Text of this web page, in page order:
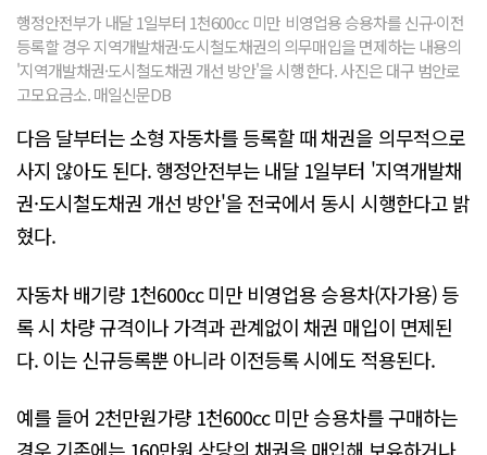
행정안전부가 내달 1일부터 1천600cc 미만 비영업용 승용차를 신규·이전
등록할 경우 지역개발채권·도시철도채권의 의무매입을 면제하는 내용의
'지역개발채권·도시철도채권 개선 방안'을 시행한다. 사진은 대구 범안로
고모요금소. 매일신문DB
다음 달부터는 소형 자동차를 등록할 때 채권을 의무적으로
사지 않아도 된다. 행정안전부는 내달 1일부터 '지역개발채
권·도시철도채권 개선 방안'을 전국에서 동시 시행한다고 밝
혔다.
자동차 배기량 1천600cc 미만 비영업용 승용차(자가용) 등
록 시 차량 규격이나 가격과 관계없이 채권 매입이 면제된
다. 이는 신규등록뿐 아니라 이전등록 시에도 적용된다.
예를 들어 2천만원가량 1천600cc 미만 승용차를 구매하는